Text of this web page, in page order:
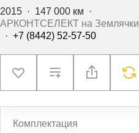
2015 · 147 000 км ·
АРКОНТСЕЛЕКТ на Землячки
· +7 (8442) 52-57-50
Комплектация